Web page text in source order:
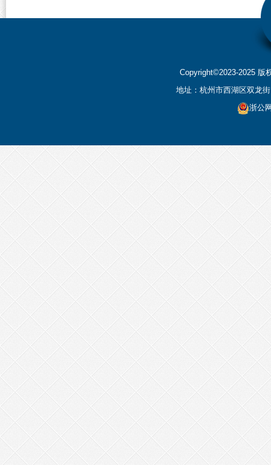
Copyright©2023-2025 版
地址：杭州市西湖区双龙
浙公